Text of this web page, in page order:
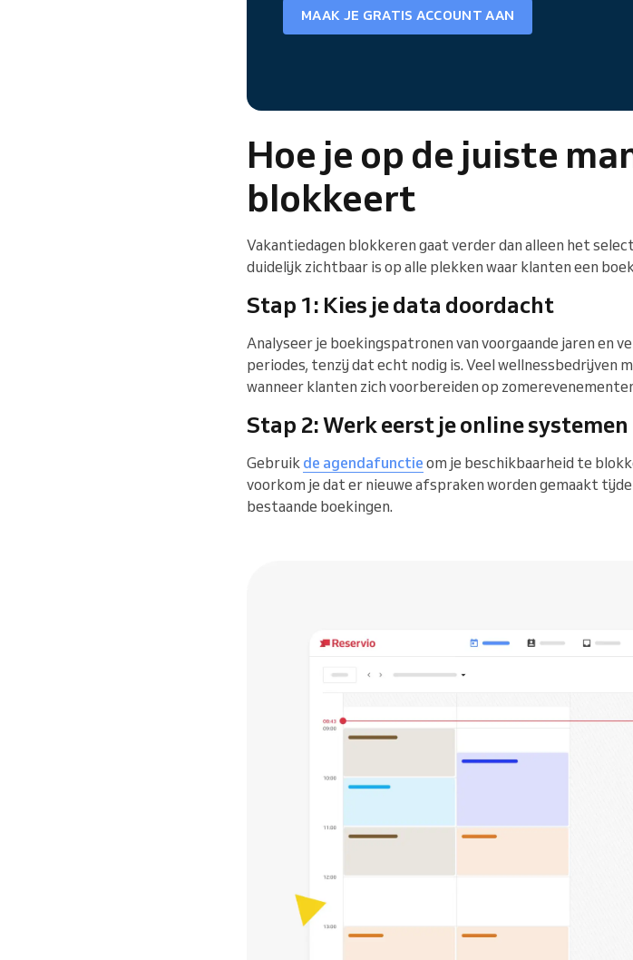
MAAK JE GRATIS ACCOUNT AAN
Hoe je op de juiste
blokkeert
Vakantiedagen blokkeren gaat verder dan alleen het
duidelijk zichtbaar is op alle plekken waar klanten een
Stap 1: Kies je data doordacht
Analyseer je boekingspatronen van voorgaande jaren en
periodes, tenzij dat echt nodig is. Veel wellnessbedrijven
wanneer klanten zich voorbereiden op
Stap 2: Werk eerst je online
Gebruik de agendafunctie om je beschikbaarheid te
voorkom je dat er nieuwe afspraken worden gemaakt
bestaande boekingen.